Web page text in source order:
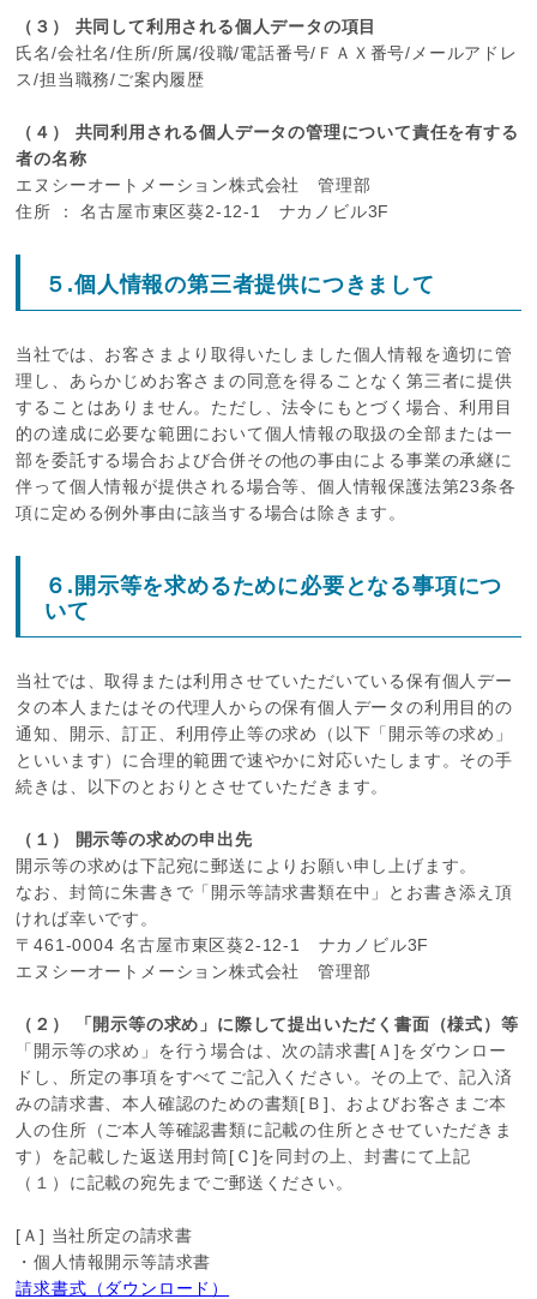
（３） 共同して利用される個人データの項目
氏名/会社名/住所/所属/役職/電話番号/ＦＡＸ番号/メールアドレ
ス/担当職務/ご案内履歴
（４） 共同利用される個人データの管理について責任を有する
者の名称
エヌシーオートメーション株式会社 管理部
住所 ： 名古屋市東区葵2-12-1 ナカノビル3F
５.個人情報の第三者提供につきまして
当社では、お客さまより取得いたしました個人情報を適切に管
理し、あらかじめお客さまの同意を得ることなく第三者に提供
することはありません。ただし、法令にもとづく場合、利用目
的の達成に必要な範囲において個人情報の取扱の全部または一
部を委託する場合および合併その他の事由による事業の承継に
伴って個人情報が提供される場合等、個人情報保護法第23条各
項に定める例外事由に該当する場合は除きます。
６.開示等を求めるために必要となる事項につ
いて
当社では、取得または利用させていただいている保有個人デー
タの本人またはその代理人からの保有個人データの利用目的の
通知、開示、訂正、利用停止等の求め（以下「開示等の求め」
といいます）に合理的範囲で速やかに対応いたします。その手
続きは、以下のとおりとさせていただきます。
（１） 開示等の求めの申出先
開示等の求めは下記宛に郵送によりお願い申し上げます。
なお、封筒に朱書きで「開示等請求書類在中」とお書き添え頂
ければ幸いです。
〒461-0004 名古屋市東区葵2-12-1 ナカノビル3F
エヌシーオートメーション株式会社 管理部
（２） 「開示等の求め」に際して提出いただく書面（様式）等
「開示等の求め」を行う場合は、次の請求書[Ａ]をダウンロー
ドし、所定の事項をすべてご記入ください。その上で、記入済
みの請求書、本人確認のための書類[Ｂ]、およびお客さまご本
人の住所（ご本人等確認書類に記載の住所とさせていただきま
す）を記載した返送用封筒[Ｃ]を同封の上、封書にて上記
（１）に記載の宛先までご郵送ください。
[Ａ] 当社所定の請求書
・個人情報開示等請求書
請求書式（ダウンロード）